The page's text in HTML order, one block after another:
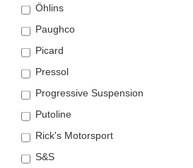
Öhlins
Paughco
Picard
Pressol
Progressive Suspension
Putoline
Rick's Motorsport
S&S